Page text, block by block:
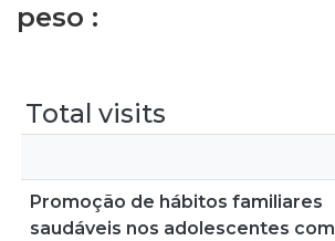
peso :
Total visits
Promoção de hábitos familiares
saudáveis nos adolescentes com